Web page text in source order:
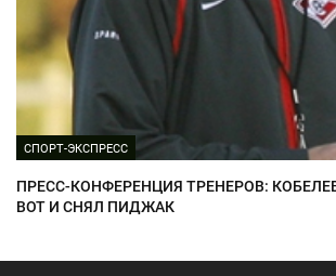
СПОРТ-ЭКСПРЕСС
ПРЕСС-КОНФЕРЕНЦИЯ ТРЕНЕРОВ:
ВОТ И СНЯЛ ПИДЖАК